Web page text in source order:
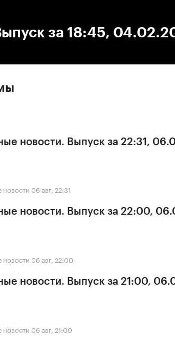
за 18:45,
новости. Выпуск за 22:31,
новости 06 авг, 22:31
новости. Выпуск за 22:00,
новости 06 авг, 22:00
новости. Выпуск за 21:00,
новости 06 авг, 21:00